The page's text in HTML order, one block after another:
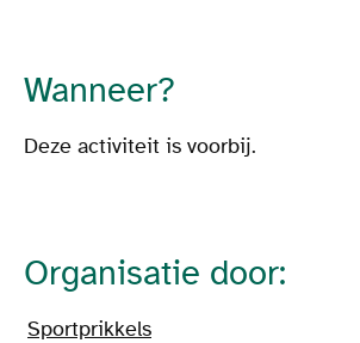
Wanneer?
Deze activiteit is voorbij.
Organisatie door:
Sportprikkels